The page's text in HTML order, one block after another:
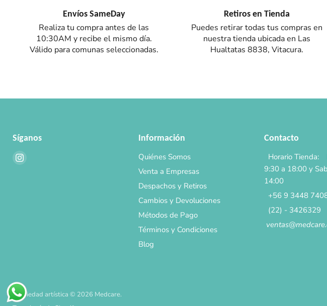
Envíos SameDay
Realiza tu compra antes de las
10:30AM y recibe el mismo día.
Válido para comunas seleccionadas.
Retiros en Tienda
Puedes retirar todas tus compras en
nuestra tienda ubicada en Las
Hualtatas 8838, Vitacura.
Síganos
Encuéntrenos
Información
Quiénes Somos
Venta a Empresas
Despachos y Retiros
Cambios y Devoluciones
Métodos de Pago
Términos y Condiciones
Blog
Contacto
Horario Tienda:
9:30 a 18:00 y
14:00
+56 9 3448
(22) - 3426329
Propiedad artística © 2026 Medcare.